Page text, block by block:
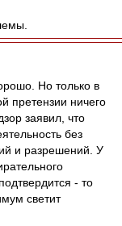
Но только в
претензии ничего
заявил, что
без
и разрешений. У
- то
светит